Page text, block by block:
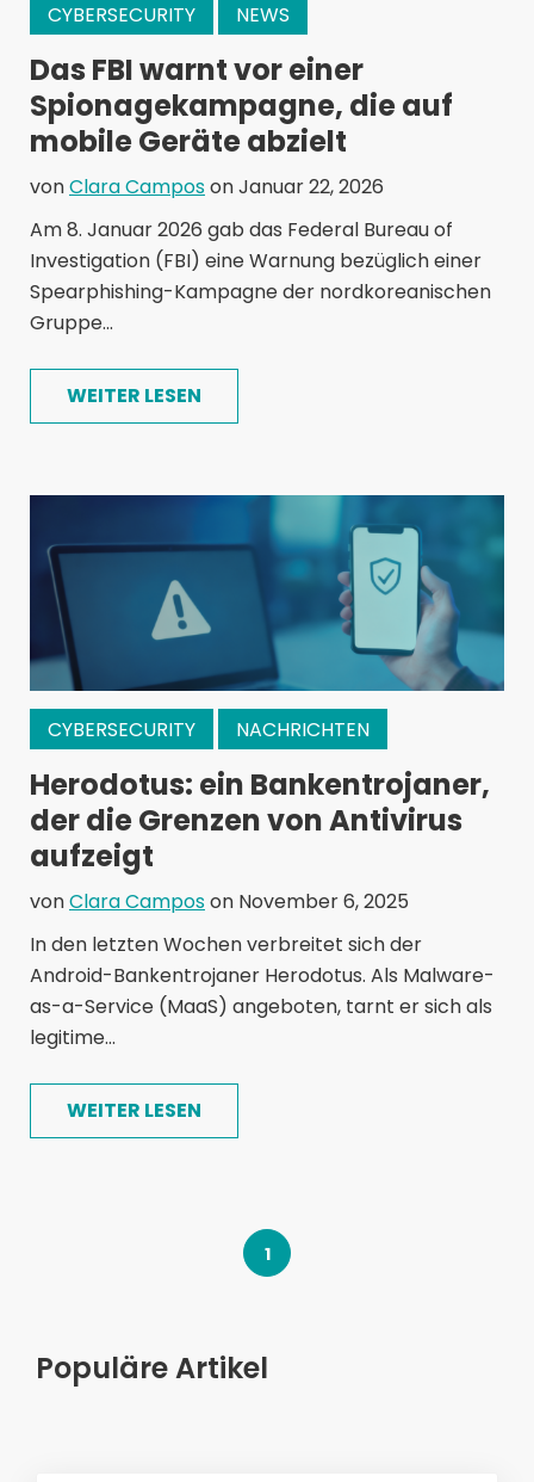
CYBERSECURITY NEWS
Das FBI warnt vor einer
Spionagekampagne, die auf
mobile Geräte abzielt
vonClara Camposon Januar 22, 2026
Am 8. Januar 2026 gab das Federal Bureau of
Investigation (FBI) eine Warnung bezüglich einer
Spearphishing-Kampagne der nordkoreanischen
Gruppe...
WEITER LESEN
CYBERSECURITY NACHRICHTEN
Herodotus: ein Bankentrojaner,
der die Grenzen von Antivirus
aufzeigt
vonClara Camposon November 6, 2025
In den letzten Wochen verbreitet sich der
Android-Bankentrojaner Herodotus. Als Malware-
as-a-Service (MaaS) angeboten, tarnt er sich als
legitime...
WEITER LESEN
1
Populäre Artikel